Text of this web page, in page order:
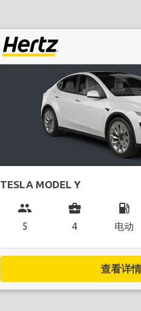
TESLA MODEL Y
group
5
business_center
4
local_gas_station
电动
查看详